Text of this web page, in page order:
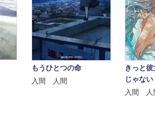
もうひとつの命
入間 人間
きっと
じゃない
入間 人